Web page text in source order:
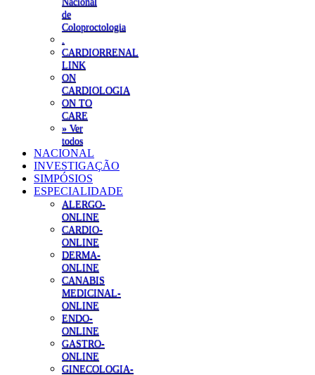
de
Coloproctologia
CARDIORRENAL
LINK
ON
CARDIOLOGIA
ON TO
CARE
» Ver
todos
NACIONAL
INVESTIGAÇÃO
SIMPÓSIOS
ESPECIALIDADE
ALERGO-
ONLINE
CARDIO-
ONLINE
DERMA-
ONLINE
CANABIS
MEDICINAL-
ONLINE
ENDO-
ONLINE
GASTRO-
ONLINE
GINECOLOGIA-